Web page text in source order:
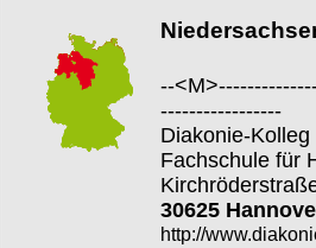
--
-----------------
Diakonie-
Fachschule für
30625
http://